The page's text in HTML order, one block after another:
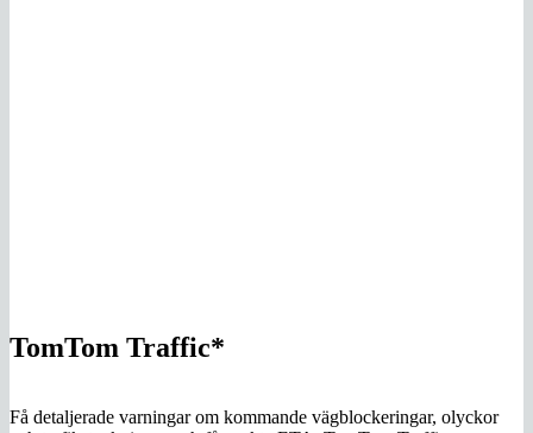
TomTom Traffic*
Få detaljerade varningar om kommande vägblockeringar, olyckor